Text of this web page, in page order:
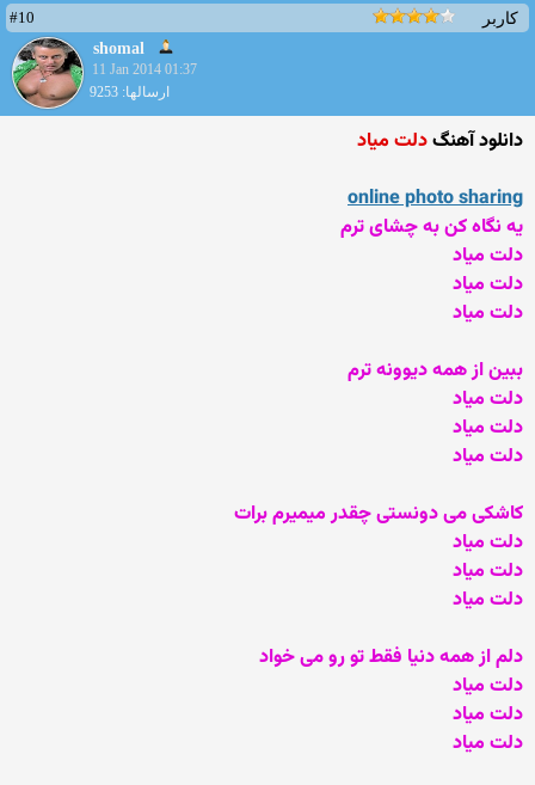
کاربر
#10
shomal
11 Jan 2014 01:37
ارسالها: 9253
دانلود آهنگدلت میاد
online photo sharing
یه نگاه کن به چشای ترم
دلت میاد
دلت میاد
دلت میاد
ببین از همه دیوونه ترم
دلت میاد
دلت میاد
دلت میاد
کاشکی می دونستی چقدر میمیرم برات
دلت میاد
دلت میاد
دلت میاد
دلم از همه دنیا فقط تو رو می خواد
دلت میاد
دلت میاد
دلت میاد